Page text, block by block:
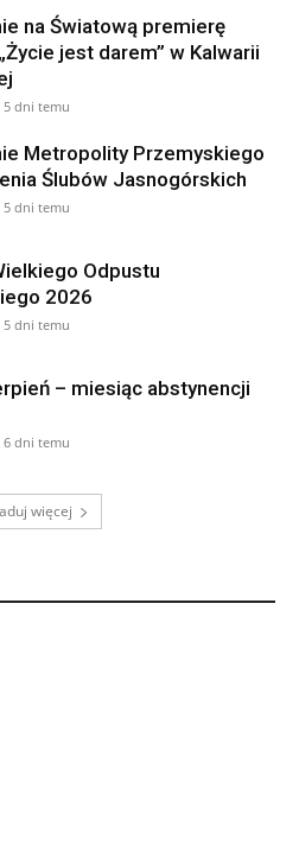
na Światową premierę
jest darem” w Kalwarii
5 dni temu
Metropolity Przemyskiego
Ślubów Jasnogórskich
5 dni temu
Odpustu
2026
5 dni temu
– miesiąc abstynencji
6 dni temu
więcej